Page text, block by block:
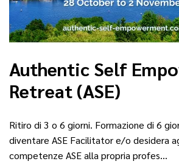
Authentic Self
Retreat (ASE)
Ritiro di 3 o 6 giorni. Formazione di 6
diventare ASE Facilitator e/o desidera
competenze ASE alla propria profes…